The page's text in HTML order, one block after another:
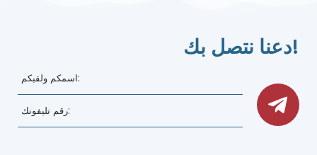
دعنا نتصل بك!